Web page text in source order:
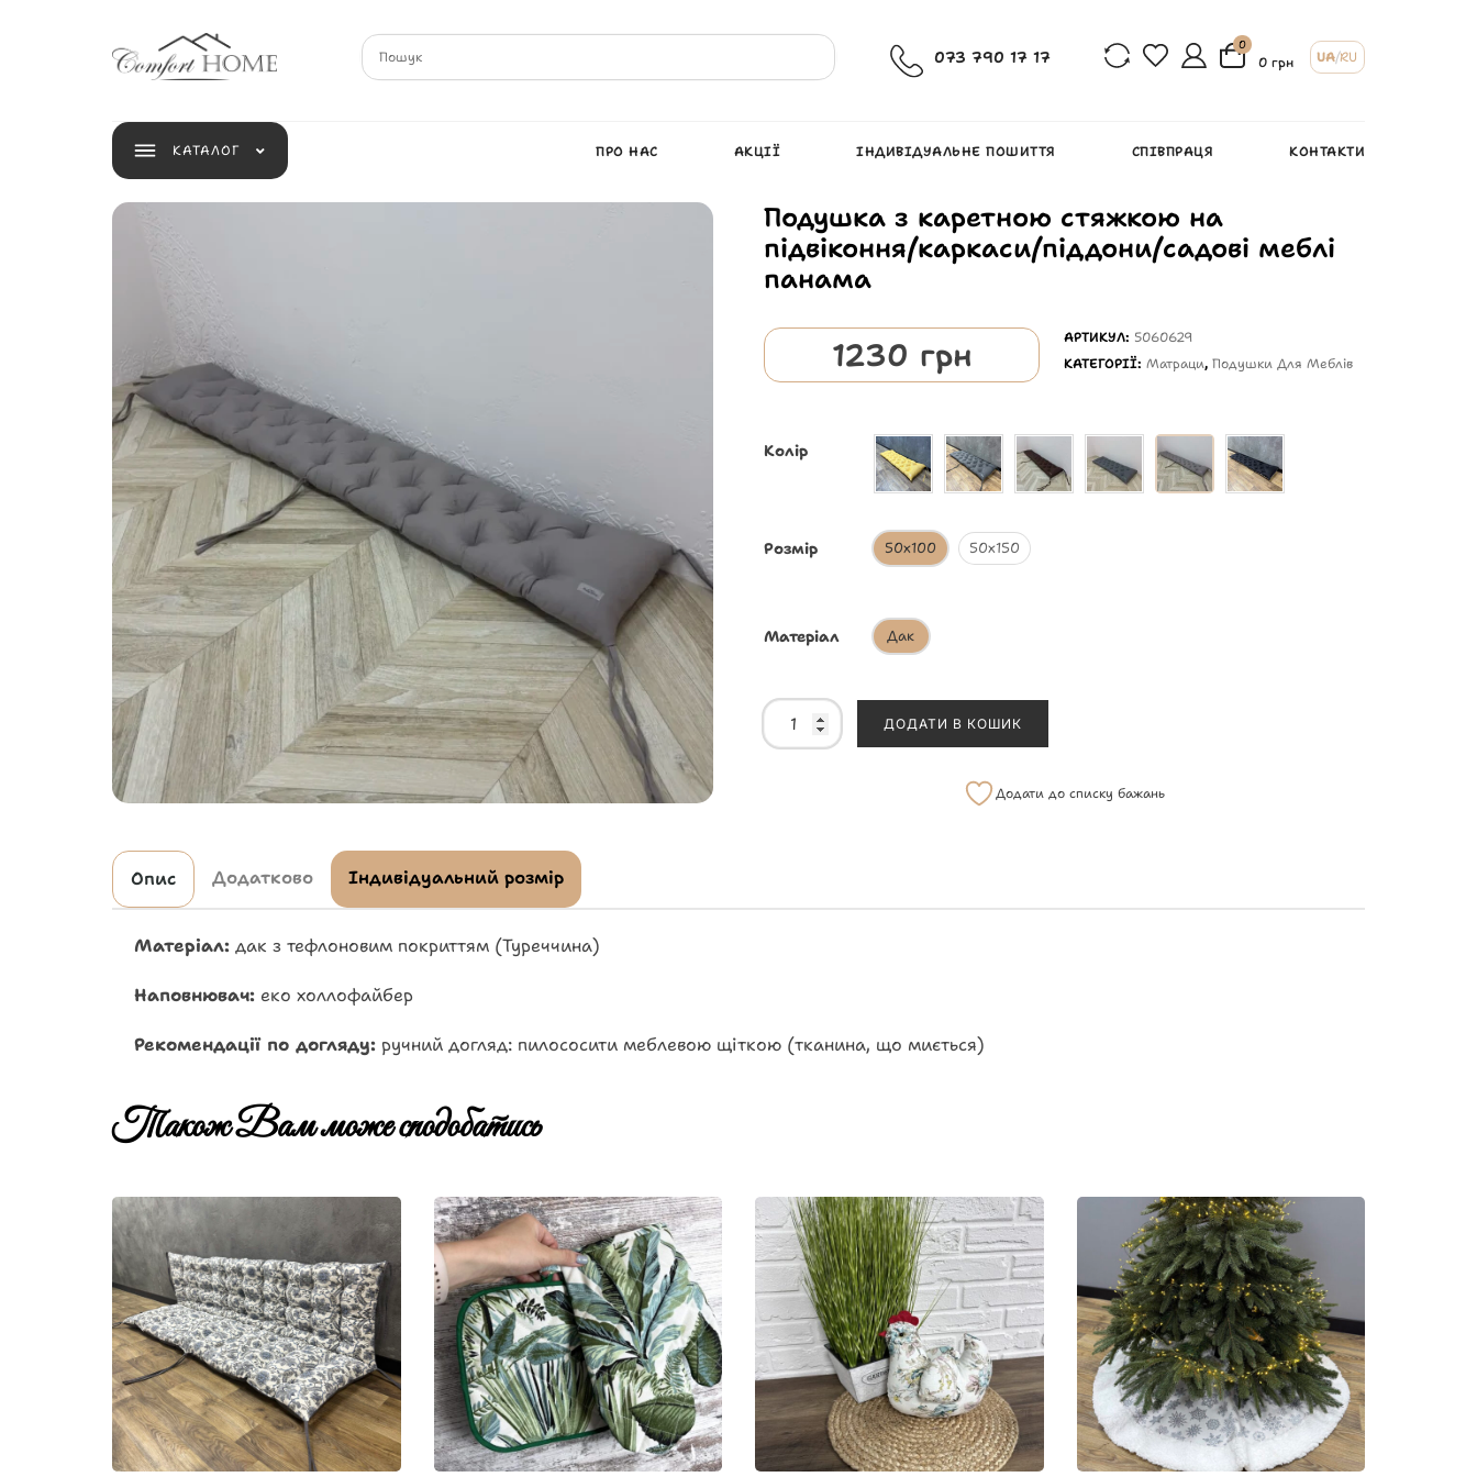
073 790 17 17
0
0 грн UA/RU
КАТАЛОГ ПРО НАС АКЦІЇ ІНДИВІДУАЛЬНЕ ПОШИТТЯ СПІВПРАЦЯ КОНТАКТИ
Подушка з каретною стяжкою на
підвіконня/каркаси/піддони/садові меблі
панама
1230 грн АРТИКУЛ: 5060629
КАТЕГОРІЇ:Матраци,Подушки Для Меблів
Колір
Розмір 50х100 50х150
Матеріал Дак
ДОДАТИ В КОШИК
Додати до списку бажань
Опис Додатково Індивідуальний розмір
Матеріал: дак з тефлоновим покриттям (Туреччина)
Наповнювач: еко холлофайбер
Рекомендації по догляду: ручний догляд: пилососити меблевою щіткою (тканина, що миється)
Також Вам може сподобатись